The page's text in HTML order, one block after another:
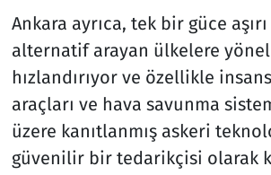
Ankara ayrıca, tek bir güce aşırı
alternatif arayan ülkelere
hızlandırıyor ve özellikle
araçları ve hava savunma
üzere kanıtlanmış askeri
güvenilir bir tedarikçisi olarak